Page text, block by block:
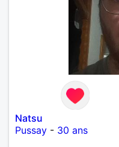
Natsu
Pussay - 30 ans